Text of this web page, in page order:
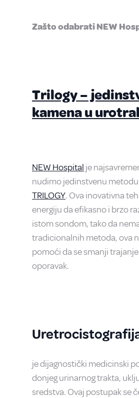
Zašto odabrati NEW
Trilogy –
kamena u
NEW Hospital je
nudimo jedinstvenu
TRILOGY. Ova inovativna
energiju da efikasno i brzo
istom sondom, tako da
tradicionalnih metoda, ova
pomoći da se smanji
oporavak.
je dijagnostički medicinski
donjeg urinarnog trakta,
sredstva. Ovaj postupak se